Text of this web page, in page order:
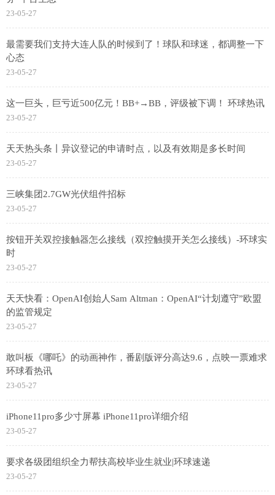
23-05-27
最需要我们支持大连人队的时候到了！球队和球迷，都调整一下
心态
23-05-27
这一巨头，巨亏近500亿元！BB+→BB，评级被下调！ 环球热讯
23-05-27
天天热头条丨异议登记的申请时点，以及有效期是多长时间
23-05-27
三峡集团2.7GW光伏组件招标
23-05-27
按钮开关双控接触器怎么接线（双控触摸开关怎么接线）-环球实
时
23-05-27
天天快看：OpenAI创始人Sam Altman：OpenAI“计划遵守”欧盟
的监管规定
23-05-27
敢叫板《哪吒》的动画神作，番剧版评分高达9.6，点映一票难求
环球看热讯
23-05-27
iPhone11pro多少寸屏幕 iPhone11pro详细介绍
23-05-27
要求各级团组织全力帮扶高校毕业生就业|环球速递
23-05-27